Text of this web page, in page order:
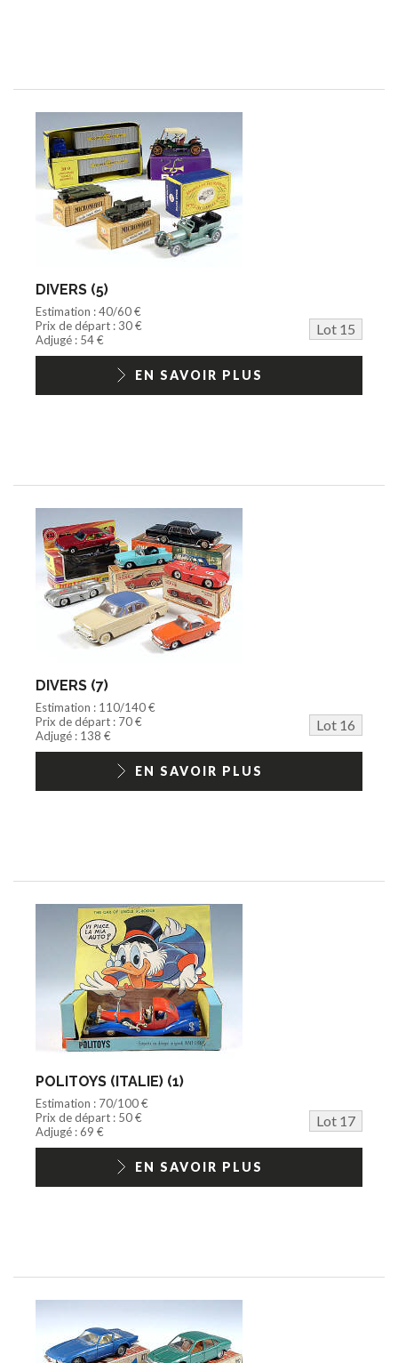
DIVERS (5)
Estimation : 40/60 €
Prix de départ : 30 €
Lot 15
Adjugé : 54 €
EN SAVOIR PLUS
DIVERS (7)
Estimation : 110/140 €
Prix de départ : 70 €
Lot 16
Adjugé : 138 €
EN SAVOIR PLUS
POLITOYS (ITALIE) (1)
Estimation : 70/100 €
Prix de départ : 50 €
Lot 17
Adjugé : 69 €
EN SAVOIR PLUS